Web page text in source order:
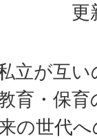
更
立が互
育・保
の世代